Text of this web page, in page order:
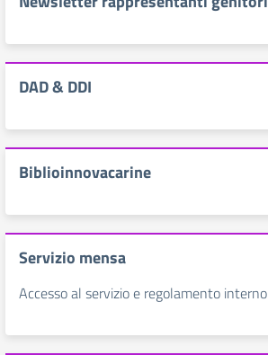
DAD & DDI
Biblioinnovacarine
Servizio mensa
Accesso al servizio e regolamento interno